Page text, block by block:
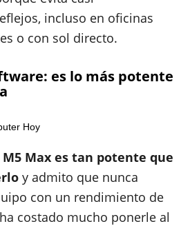
incluso en oficinas
o con sol directo.
es lo más potente
Hoy
M5 Max es tan potente que
y admito que nunca
con un rendimiento de
costado mucho ponerle al